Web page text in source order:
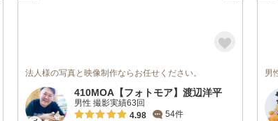
法人様の写真と映像制作ならお任せください。
410MOA【フォトモア】渡辺洋平
男性 撮影実績63回
4.98
54件
男